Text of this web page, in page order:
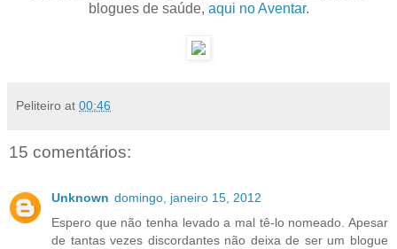
blogues de saúde, aqui no Aventar.
Peliteiro at 00:46
15 comentários:
Unknown domingo, janeiro 15, 2012
Espero que não tenha levado a mal tê-lo nomeado. Apesar
de tantas vezes discordantes não deixa de ser um blogue